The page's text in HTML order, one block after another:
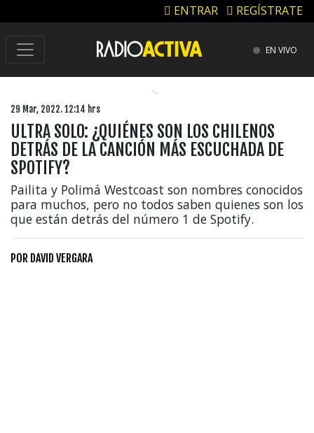
ENTRAR REGÍSTRATE
EN VIVO
29 Mar, 2022. 12:14 hrs
ULTRA SOLO: ¿QUIÉNES SON LOS CHILENOS
DETRÁS DE LA CANCIÓN MÁS ESCUCHADA DE
SPOTIFY?
Pailita y Polimá Westcoast son nombres conocidos
para muchos, pero no todos saben quienes son los
que están detrás del número 1 de Spotify.
POR DAVID VERGARA